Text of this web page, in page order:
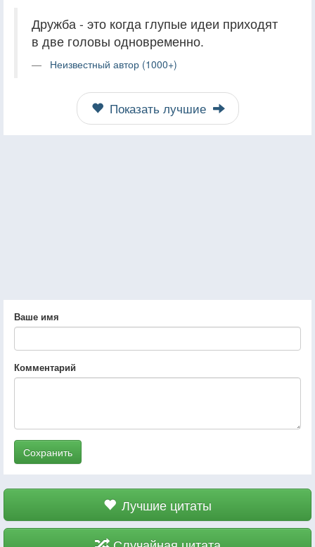
Дружба - это когда глупые идеи приходят
в две головы одновременно.
Неизвестный автор (1000+)
Показать лучшие
Ваше имя
Комментарий
Сохранить
Лучшие цитаты